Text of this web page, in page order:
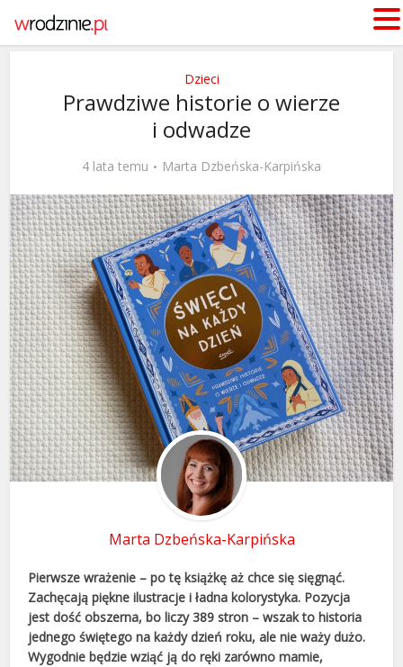
Dzieci
Prawdziwe historie o wierze
i odwadze
4 lata temu Marta Dzbeńska-Karpińska
Marta Dzbeńska-Karpińska
Pierwsze wrażenie – po tę książkę aż chce się sięgnąć.
Zachęcają piękne ilustracje i ładna kolorystyka. Pozycja
jest dość obszerna, bo liczy 389 stron – wszak to historia
jednego świętego na każdy dzień roku, ale nie waży dużo.
Wygodnie będzie wziąć ją do ręki zarówno mamie,